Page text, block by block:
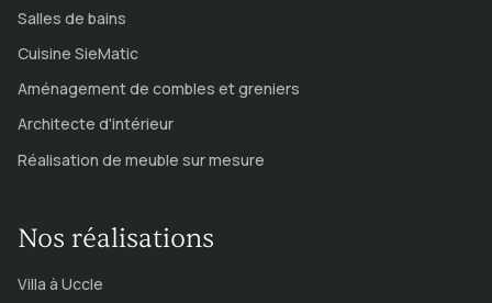
Salles de bains
Cuisine SieMatic
Aménagement de combles et greniers
Architecte d'intérieur
Réalisation de meuble sur mesure
Nos réalisations
Villa à Uccle